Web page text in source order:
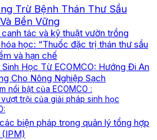
Trừ Bệnh Thán Thư Sầu
Bền Vững
canh tác và kỹ thuật vườn trồng
hóa học: “Thuốc đặc trị thán thư sầu
và hạn chế
Sinh Học Từ ECOMCO: Hướng Đi An
Cho Nông Nghiệp Sạch
nổi bật của ECOMCO :
vượt trội của giải pháp sinh học
biện pháp trong quản lý tổng hợp
(IPM)